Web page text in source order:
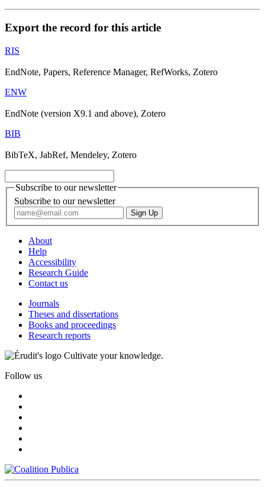
Export the record for this article
RIS
EndNote, Papers, Reference Manager, RefWorks, Zotero
ENW
EndNote (version X9.1 and above), Zotero
BIB
BibTeX, JabRef, Mendeley, Zotero
Subscribe to our newsletter
Subscribe to our newsletter
About
Help
Accessibility
Research Guide
Contact us
Journals
Theses and dissertations
Books and proceedings
Research reports
Cultivate your knowledge.
Follow us